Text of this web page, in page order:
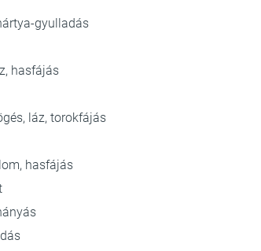
gyulladás
hasfájás
láz, torokfájás
hasfájás